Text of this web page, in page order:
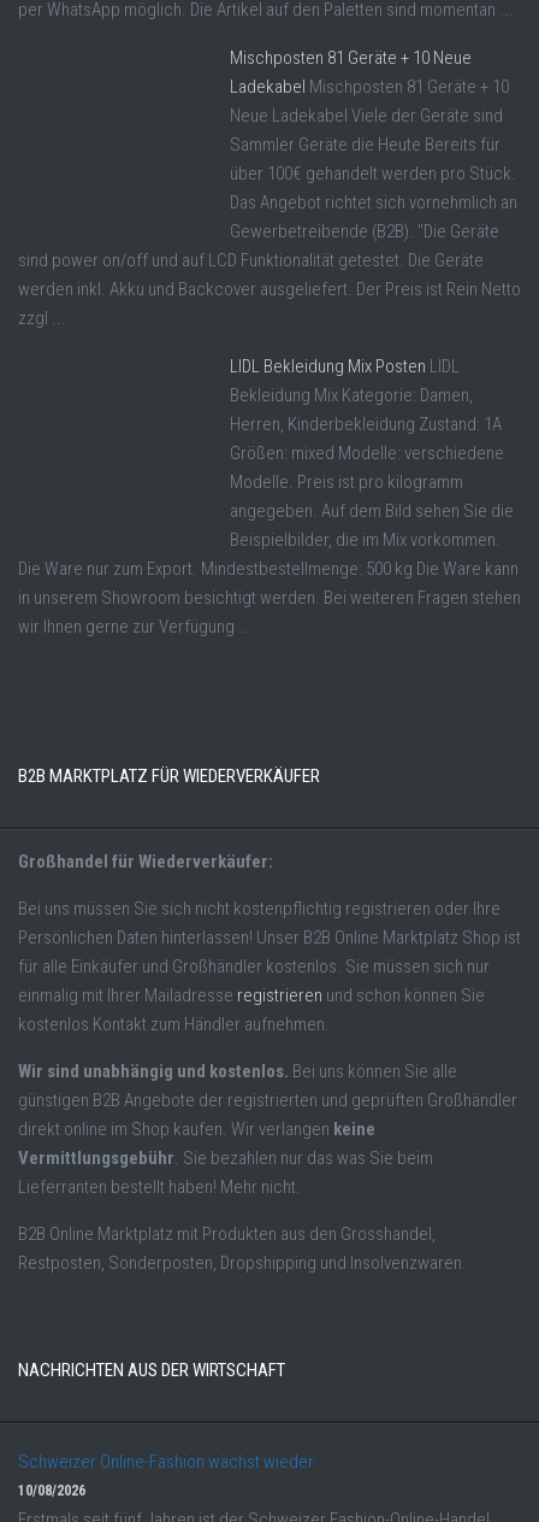
per WhatsApp möglich. Die Artikel auf den Paletten sind momentan ...
Mischposten 81 Geräte + 10 Neue
Ladekabel Mischposten 81 Geräte + 10
Neue Ladekabel Viele der Geräte sind
Sammler Geräte die Heute Bereits für
über 100€ gehandelt werden pro Stück.
Das Angebot richtet sich vornehmlich an
Gewerbetreibende (B2B). "Die Geräte
sind power on/off und auf LCD Funktionalität getestet. Die Geräte
werden inkl. Akku und Backcover ausgeliefert. Der Preis ist Rein Netto
zzgl ...
LIDL Bekleidung Mix Posten LIDL
Bekleidung Mix Kategorie: Damen,
Herren, Kinderbekleidung Zustand: 1A
Größen: mixed Modelle: verschiedene
Modelle. Preis ist pro kilogramm
angegeben. Auf dem Bild sehen Sie die
Beispielbilder, die im Mix vorkommen.
Die Ware nur zum Export. Mindestbestellmenge: 500 kg Die Ware kann
in unserem Showroom besichtigt werden. Bei weiteren Fragen stehen
wir Ihnen gerne zur Verfügung ...
B2B MARKTPLATZ FÜR WIEDERVERKÄUFER
Großhandel für Wiederverkäufer:
Bei uns müssen Sie sich nicht kostenpflichtig registrieren oder Ihre
Persönlichen Daten hinterlassen! Unser B2B Online Marktplatz Shop ist
für alle Einkäufer und Großhändler kostenlos. Sie müssen sich nur
einmalig mit Ihrer Mailadresse registrieren und schon können Sie
kostenlos Kontakt zum Händler aufnehmen.
Wir sind unabhängig und kostenlos. Bei uns können Sie alle
günstigen B2B Angebote der registrierten und geprüften Großhändler
direkt online im Shop kaufen. Wir verlangen keine
Vermittlungsgebühr. Sie bezahlen nur das was Sie beim
Lieferranten bestellt haben! Mehr nicht.
B2B Online Marktplatz mit Produkten aus den Grosshandel,
Restposten, Sonderposten, Dropshipping und Insolvenzwaren.
NACHRICHTEN AUS DER WIRTSCHAFT
Schweizer Online-Fashion wächst wieder
10/08/2026